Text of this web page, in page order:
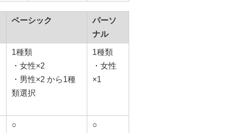
ベーシック
パーソ
ナル
1種類
・女性×2
・男性×2 から1種
類選択
1種類
・女性
×1
○ ○